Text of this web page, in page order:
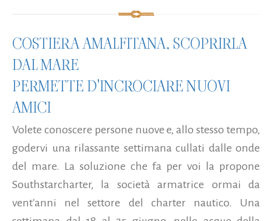
COSTIERA AMALFITANA, SCOPRIRLA
DAL MARE
PERMETTE D'INCROCIARE NUOVI
AMICI
Volete conoscere persone nuove e, allo stesso tempo,
godervi una rilassante settimana cullati dalle onde
del mare. La soluzione che fa per voi la propone
Southstarcharter, la società armatrice ormai da
vent'anni nel settore del charter nautico. Una